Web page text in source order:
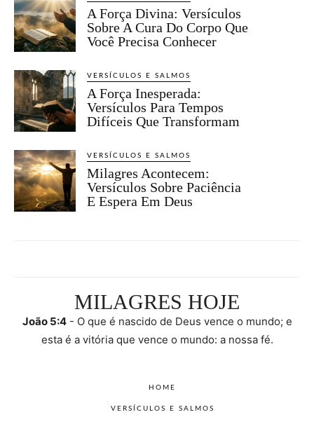
A Força Divina: Versículos
Sobre A Cura Do Corpo Que
Você Precisa Conhecer
VERSÍCULOS E SALMOS
A Força Inesperada:
Versículos Para Tempos
Difíceis Que Transformam
VERSÍCULOS E SALMOS
Milagres Acontecem:
Versículos Sobre Paciência
E Espera Em Deus
MILAGRES HOJE
João 5:4- O que é nascido de Deus vence o mundo; e
esta é a vitória que vence o mundo: a nossa fé.
HOME
VERSÍCULOS E SALMOS